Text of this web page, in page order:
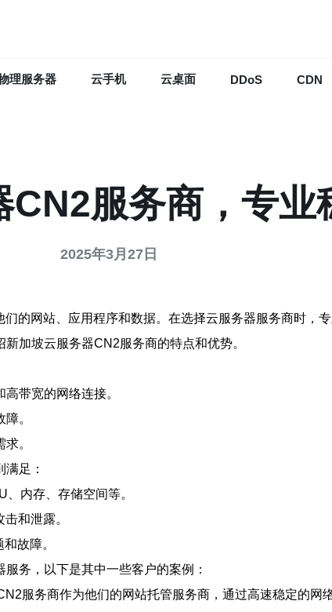
理服务器 云手机 云桌面 DDoS CDN
CN2服务商，专业
2025年3月27日
的网站、应用程序和数据。在选择云服务器服务商时，
加坡云服务器CN2服务商的特点和优势。
带宽的网络连接。
。
。
足：
内存、存储空间等。
和泄露。
故障。
务，以下是其中一些客户的案例：
服务商作为他们的网站托管服务商，通过高速稳定的网